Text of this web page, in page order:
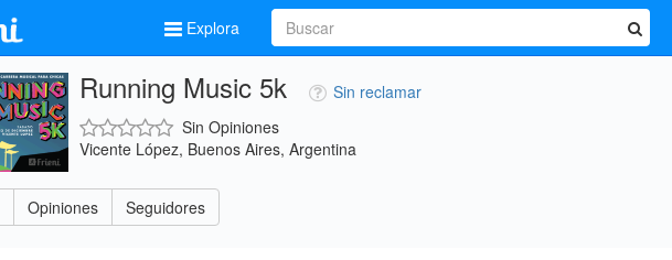
Explora
Running Music 5k
Sin reclamar
Sin Opiniones
Vicente López, Buenos Aires, Argentina
Opiniones Seguidores